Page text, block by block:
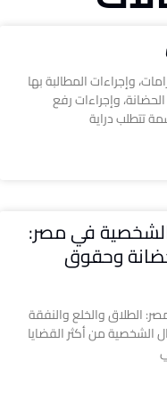
وإجراءات المطالبة بها
وإجراءات رفع
تتطلب دراية
الشخصية في مصر:
وحقوق
الطلاق والخلع والنفقة
الشخصية من أكثر القضايا